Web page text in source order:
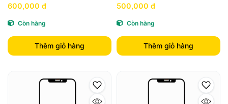
600,000 đ
Còn hàng
Thêm giỏ hàng
500,000 đ
Còn hàng
Thêm giỏ hàng